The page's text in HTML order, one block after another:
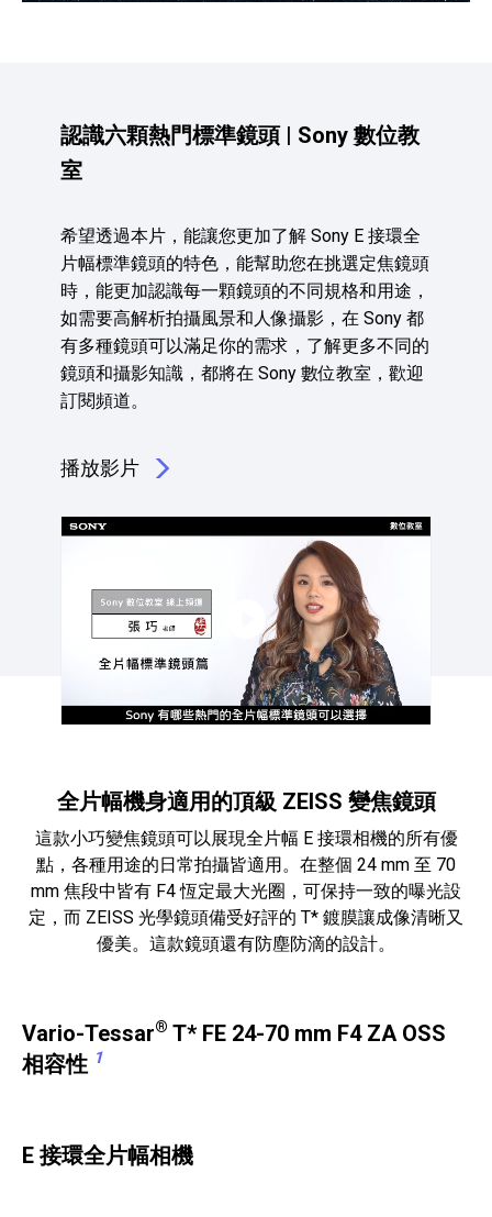
認識六顆熱門標準鏡頭 | Sony 數位教
室
希望透過本片，能讓您更加了解 Sony E 接環全
片幅標準鏡頭的特色，能幫助您在挑選定焦鏡頭
時，能更加認識每一顆鏡頭的不同規格和用途，
如需要高解析拍攝風景和人像攝影，在 Sony 都
有多種鏡頭可以滿足你的需求，了解更多不同的
鏡頭和攝影知識，都將在 Sony 數位教室，歡迎
訂閱頻道。
播放影片
點擊播放：認識六顆熱門標準鏡頭 | Sony 數位教室
全片幅機身適用的頂級 ZEISS 變焦鏡頭
這款小巧變焦鏡頭可以展現全片幅 E 接環相機的所有優
點，各種用途的日常拍攝皆適用。在整個 24 mm 至 70
mm 焦段中皆有 F4 恆定最大光圈，可保持一致的曝光設
定，而 ZEISS 光學鏡頭備受好評的 T* 鍍膜讓成像清晰又
優美。這款鏡頭還有防塵防滴的設計。
Vario-Tessar® T* FE 24-70 mm F4 ZA OSS
相容性 1
E 接環全片幅相機